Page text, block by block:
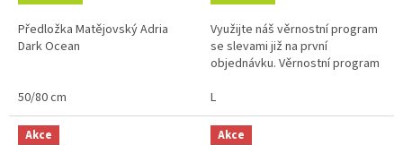
Předložka Matějovský Adria
Dark Ocean
50/80 cm
Využijte náš věrnostní program
se slevami již na první
objednávku. Věrnostní program
L
Akce
Akce